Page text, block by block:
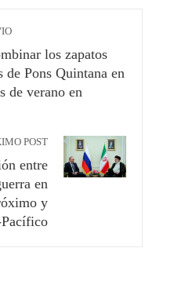
los zapatos
de Pons Quintana en
de verano en
POST
entre
en
y